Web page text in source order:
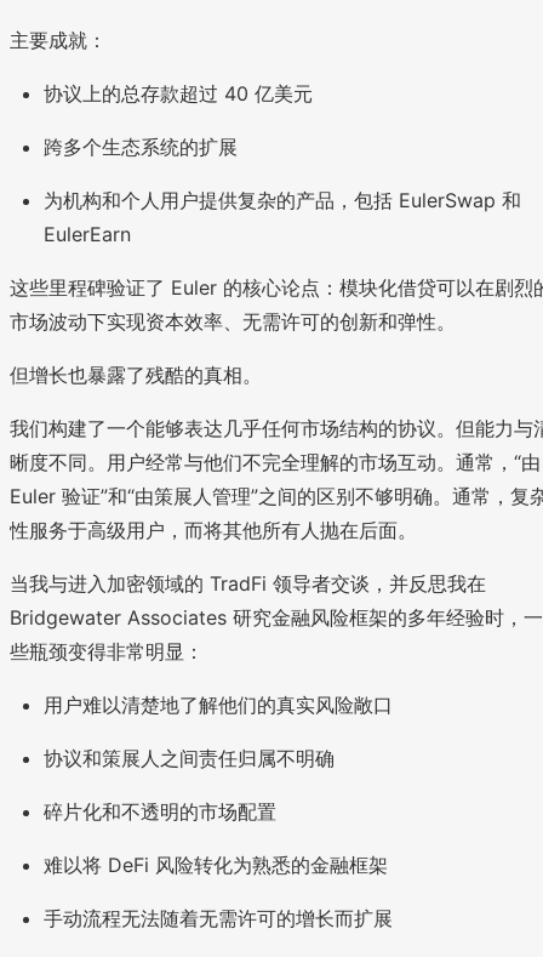
主要成就：
协议上的总存款超过 40 亿美元
跨多个生态系统的扩展
为机构和个人用户提供复杂的产品，包括 EulerSwap 和
EulerEarn
这些里程碑验证了 Euler 的核心论点：模块化借贷可以在剧烈
市场波动下实现资本效率、无需许可的创新和弹性。
但增长也暴露了残酷的真相。
我们构建了一个能够表达几乎任何市场结构的协议。但能力与
晰度不同。用户经常与他们不完全理解的市场互动。通常，“由
Euler 验证”和“由策展人管理”之间的区别不够明确。通常，复
性服务于高级用户，而将其他所有人抛在后面。
当我与进入加密领域的 TradFi 领导者交谈，并反思我在
Bridgewater Associates 研究金融风险框架的多年经验时，一
些瓶颈变得非常明显：
用户难以清楚地了解他们的真实风险敞口
协议和策展人之间责任归属不明确
碎片化和不透明的市场配置
难以将 DeFi 风险转化为熟悉的金融框架
手动流程无法随着无需许可的增长而扩展